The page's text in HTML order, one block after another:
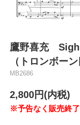
鷹野喜充
（トロンボーン
MB2686
2,800円(内税)
※予告なく販売終了